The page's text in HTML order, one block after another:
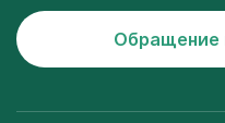
Обращение